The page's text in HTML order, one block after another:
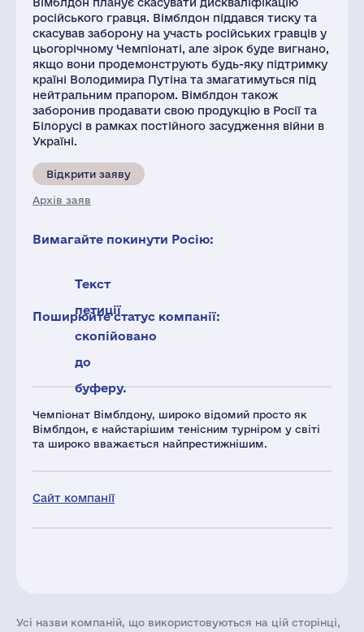
Чемпіонат Вімблдону, широко відомий просто як
Вімблдон, є найстарішим тенісним турніром у світі
та широко вважається найпрестижнішим.
Сайт компанії
російського гравця. Вімблдон піддався тиску та
скасував заборону на участь російських гравців у
цьогорічному Чемпіонаті, але зірок буде вигнано,
якщо вони продемонструють будь-яку підтримку
країні Володимира Путіна та змагатимуться під
нейтральним прапором. Вімблдон також
заборонив продавати свою продукцію в Росії та
Білорусі в рамках постійного засудження війни в
Україні.
Відкрити заяву
Архів заяв
Вимагайте покинути Росію:
Текст
петиції
скопійовано
до
буферу.
Поширюйте статус компанії:
Усі назви компаній, що використовуються на цій сторінці,